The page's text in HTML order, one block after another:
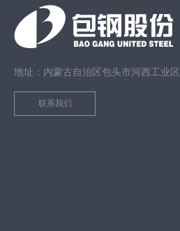
地址：内蒙古自治区包头市河西工业区
联系我们